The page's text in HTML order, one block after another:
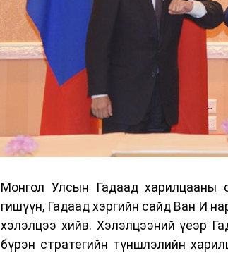
Монгол Улсын Гадаад харилцааны
гишүүн, Гадаад хэргийн сайд Ван И
хэлэлцээ хийв. Хэлэлцээний үеэр
бүрэн стратегийн түншлэлийн